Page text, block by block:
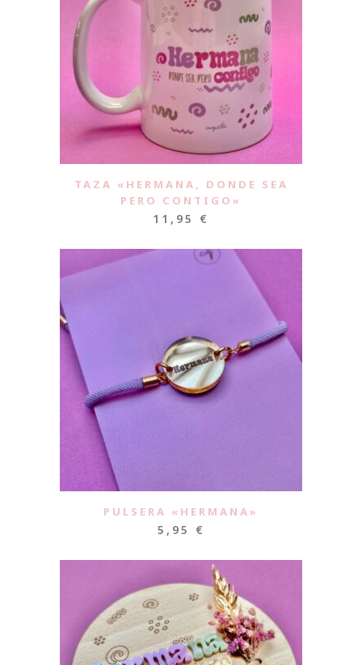
TAZA «HERMANA, DONDE SEA
PERO CONTIGO»
11,95 €
PULSERA «HERMANA»
5,95 €